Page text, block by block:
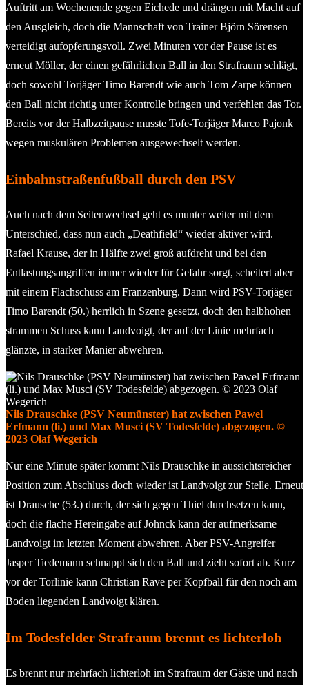
Auftritt am Wochenende gegen Eichede und drängen mit Macht auf
den Ausgleich, doch die Mannschaft von Trainer Björn Sörensen
verteidigt aufopferungsvoll. Zwei Minuten vor der Pause ist es
erneut Möller, der einen gefährlichen Ball in den Strafraum schlägt,
doch sowohl Torjäger Timo Barendt wie auch Tom Zarpe können
den Ball nicht richtig unter Kontrolle bringen und verfehlen das Tor.
Bereits vor der Halbzeitpause musste Tofe-Torjäger Marco Pajonk
wegen muskulären Problemen ausgewechselt werden.
Einbahnstraßenfußball durch den PSV
Auch nach dem Seitenwechsel geht es munter weiter mit dem
Unterschied, dass nun auch „Deathfield“ wieder aktiver wird.
Rafael Krause, der in Hälfte zwei groß aufdreht und bei den
Entlastungsangriffen immer wieder für Gefahr sorgt, scheitert aber
mit einem Flachschuss am Franzenburg. Dann wird PSV-Torjäger
Timo Barendt (50.) herrlich in Szene gesetzt, doch den halbhohen
strammen Schuss kann Landvoigt, der auf der Linie mehrfach
glänzte, in starker Manier abwehren.
Nils Drauschke (PSV Neumünster) hat zwischen Pawel
Erfmann (li.) und Max Musci (SV Todesfelde) abgezogen. ©
2023 Olaf Wegerich
Nur eine Minute später kommt Nils Drauschke in aussichtsreicher
Position zum Abschluss doch wieder ist Landvoigt zur Stelle. Erneut
ist Drausche (53.) durch, der sich gegen Thiel durchsetzen kann,
doch die flache Hereingabe auf Jöhnck kann der aufmerksame
Landvoigt im letzten Moment abwehren. Aber PSV-Angreifer
Jasper Tiedemann schnappt sich den Ball und zieht sofort ab. Kurz
vor der Torlinie kann Christian Rave per Kopfball für den noch am
Boden liegenden Landvoigt klären.
Im Todesfelder Strafraum brennt es lichterloh
Es brennt nur mehrfach lichterloh im Strafraum der Gäste und nach